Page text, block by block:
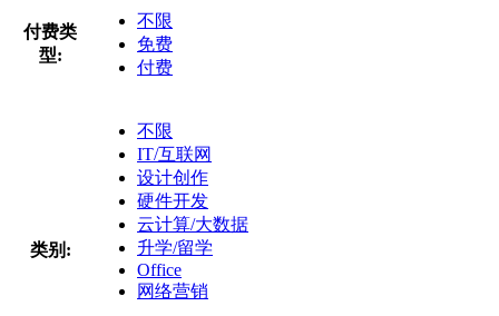
付费类
型:
不限
免费
付费
类别:
不限
IT/互联网
设计创作
硬件开发
云计算/大数据
升学/留学
Office
网络营销